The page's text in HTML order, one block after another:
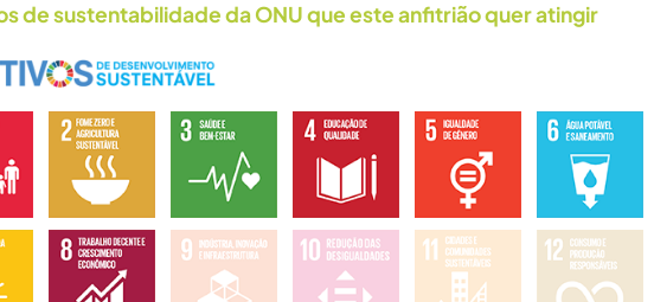
BEM-ESTAR NATURALEZA FITNESS
de sustentabilidade da ONU que este anfitrião quer atingir